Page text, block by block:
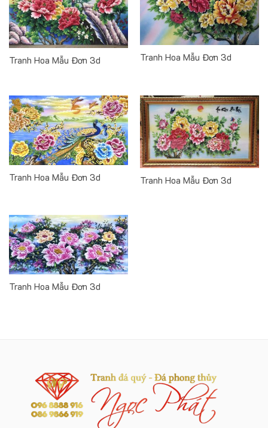
Tranh Hoa Mẫu Đơn 3d Tranh Hoa Mẫu Đơn 3d
Tranh Hoa Mẫu Đơn 3d Tranh Hoa Mẫu Đơn 3d
Tranh Hoa Mẫu Đơn 3d